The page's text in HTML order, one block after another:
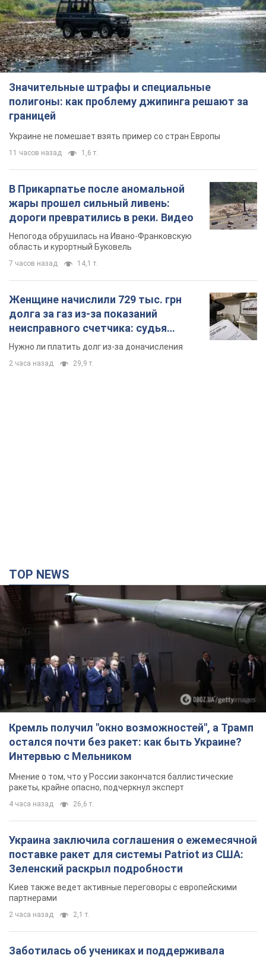
Значительные штрафы и специальные
полигоны: как проблему джипинга решают за
границей
Украине не помешает взять пример со стран Европы
11 часов назад 1,6 т.
В Прикарпатье после аномальной
жары прошел сильный ливень:
дороги превратились в реки. Видео
Непогода обрушилась на Ивано-Франковскую
область и курортный Буковель
7 часов назад 14,1 т.
Женщине начислили 729 тыс. грн
долга за газ из-за показаний
неисправного счетчика: судья
вынес неожиданное решение
Нужно ли платить долг из-за доначисления
2 часа назад 29,9 т.
TOP NEWS
Кремль получил "окно возможностей", а Трамп
остался почти без ракет: как быть Украине?
Интервью с Мельником
Мнение о том, что у России закончатся баллистические
ракеты, крайне опасно, подчеркнул эксперт
4 часа назад 26,6 т.
Украина заключила соглашения о ежемесячной
поставке ракет для системы Patriot из США:
Зеленский раскрыл подробности
Киев также ведет активные переговоры с европейскими
партнерами
2 часа назад 2,1 т.
Заботилась об учениках и поддерживала